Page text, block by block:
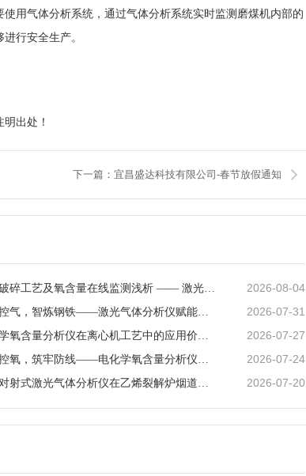
用气体分析系统，通过气体分析系统实时监测磨煤机内部的
行安全生产。
出处！
下一篇：宜昌盛达科技有限公司-春节放假通知
危废破碎工艺及氧含量在线监测浅析 —— 激光气体分析仪在工艺安全中的应用 2026-08-04
精准控气，智炼钢铁——激光气体分析仪赋能钢铁冶炼高效低碳生产 2026-07-31
电化学氧含量分析仪在离心机工艺中的应用价值与产品解析 2026-07-27
精准控氧，筑牢防线——电化学氧含量分析仪在反应釜工艺中的深度应用 2026-07-24
原位对射式激光气体分析仪在乙烯裂解炉烟道CO检测中的应用 2026-07-20